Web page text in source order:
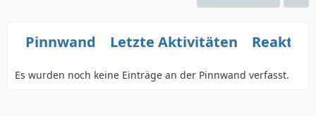
Pinnwand Letzte Aktivitäten
Es wurden noch keine Einträge an der Pinnwand verfasst.